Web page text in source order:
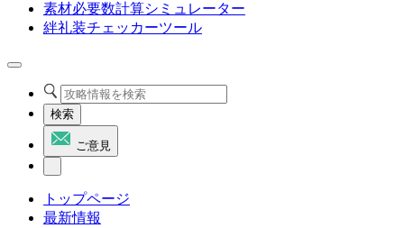
素材必要数計算シミュレーター
絆礼装チェッカーツール
検索
ご意見
トップページ
最新情報